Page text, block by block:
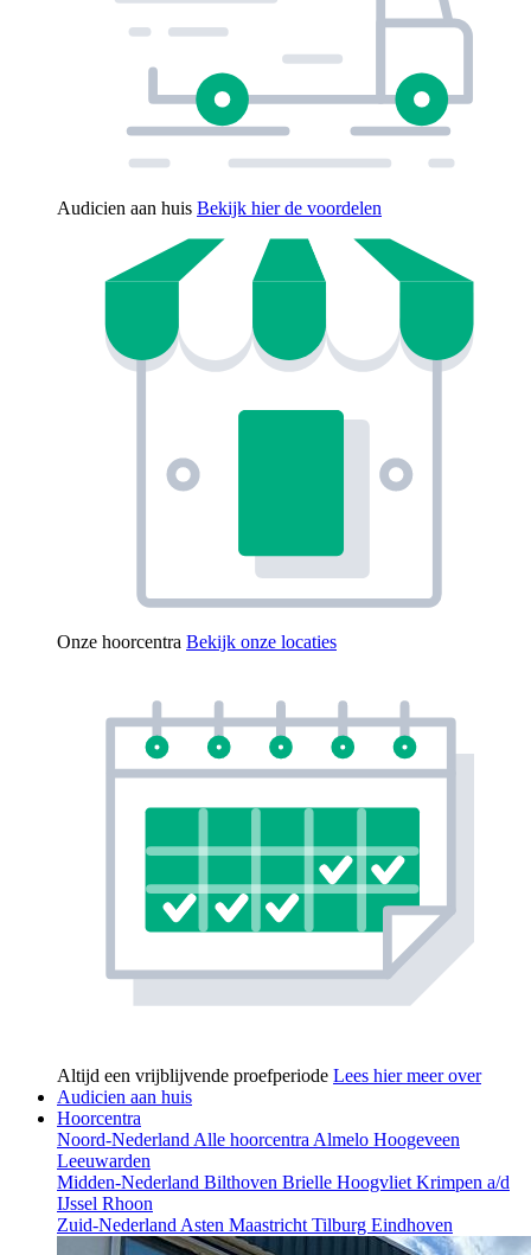
Audicien aan huis Bekijk hier de voordelen
Onze hoorcentra Bekijk onze locaties
Altijd een vrijblijvende proefperiode Lees hier meer over
Audicien aan huis
Hoorcentra
Noord-NederlandAlle hoorcentraAlmelo Hoogeveen
Leeuwarden
Midden-Nederland Bilthoven Brielle HoogvlietKrimpen a/d
IJssel Rhoon
Zuid-NederlandAsten MaastrichtTilburg Eindhoven